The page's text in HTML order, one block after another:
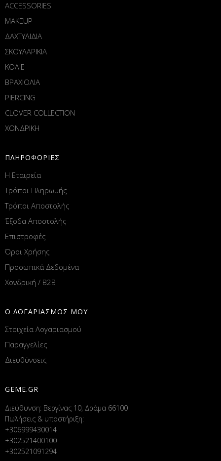
ACCESSORIES
MAKEUP
ΔΑΧΤΥΛΙΔΙΑ
ΣΚΟΥΛΑΡΙΚΙΑ
ΚΟΛΙΕ
ΒΡΑΧΙΟΛΙΑ
PIERCING
CLOVER COLLECTION
ΧΟΝΔΡΙΚΗ
ΠΛΗΡΟΦΟΡΙΕΣ
Η Εταιρεία
Τρόποι Πληρωμής
Τρόποι Αποστολής
Έξοδα Αποστολής
Επιστροφές
Όροι Χρήσης
Προσωπικά Δεδομένα
Χονδρική / B2B
Ο ΛΟΓΑΡΙΑΣΜΟΣ ΜΟΥ
Στοιχεία Λογαριασμού
Παραγγελίες
Διευθύνσεις
GEME.GR
Διεύθυνση: Βεργίνας 10, Δράμα 66100
Πωλήσεις & υποστήριξη:
+306999430014
+302521400100
+302521091294